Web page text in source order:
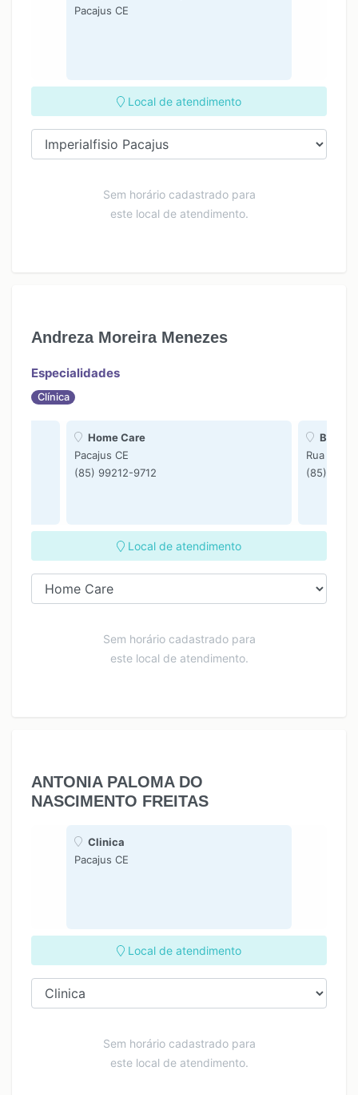
Pacajus CE
Local de atendimento
Sem horário cadastrado para
este local de atendimento.
Andreza Moreira Menezes
Especialidades
Clínica
Home Care
Pacajus CE
(85) 99212-9712
Rua
(85)
Local de atendimento
Sem horário cadastrado para
este local de atendimento.
ANTONIA PALOMA DO
NASCIMENTO FREITAS
Clinica
Pacajus CE
Local de atendimento
Sem horário cadastrado para
este local de atendimento.